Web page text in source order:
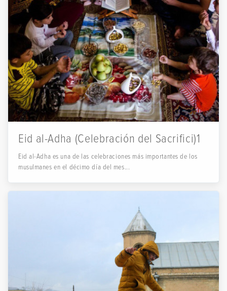
Eid al-Adha (Celebración del Sacrifici)1
Eid al-Adha es una de las celebraciones más importantes de los
musulmanes en el décimo día del mes...